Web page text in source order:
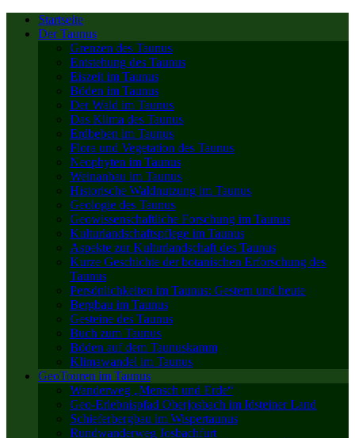
Startseite
Der Taunus
Grenzen des Taunus
Entstehung des Taunus
Eiszeit im Taunus
Böden im Taunus
Der Wald im Taunus
Das Klima des Taunus
Erdbeben im Taunus
Flora und Vegetation des Taunus
Neophyten im Taunus
Weinanbau im Taunus
Historische Waldnutzung im Taunus
Geologie des Taunus
Geowissenschaftliche Forschung im Taunus
Kulturlandschaftspflege im Taunus
Aspekte zur Kulturlandschaft des Taunus
Kurze Geschichte der botanischen Erforschung des
Taunus
Persönlichkeiten im Taunus: Gestern und heute
Bergbau im Taunus
Gesteine des Taunus
Buch zum Taunus
Böden auf dem Taunuskamm
Klimawandel im Taunus
GeoTouren im Taunus
Wanderweg „Mensch und Erde“
Geo-Erlebnispfad Oberjosbach im Idsteiner Land
Schieferbergbau im Wispertaunus
Rundwanderweg Josbachfurt